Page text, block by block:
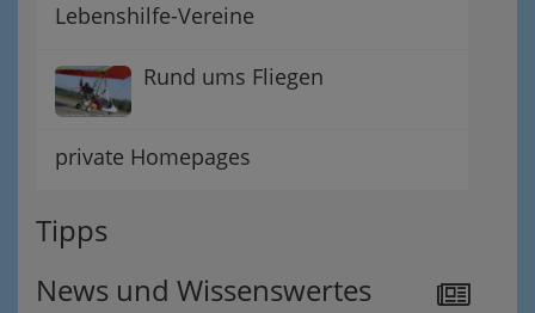
Lebenshilfe-Vereine
Rund ums Fliegen
private Homepages
Tipps
News und Wissenswertes